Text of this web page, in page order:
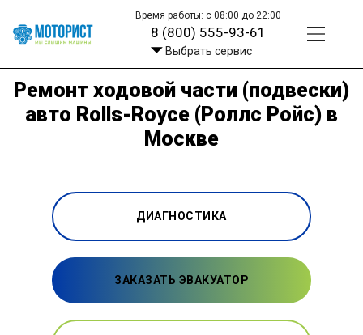
Время работы: с 08:00 до 22:00
8 (800) 555-93-61
Выбрать сервис
Ремонт ходовой части (подвески)
авто Rolls-Royce (Роллс Ройс) в
Москве
ДИАГНОСТИКА
ЗАКАЗАТЬ ЭВАКУАТОР